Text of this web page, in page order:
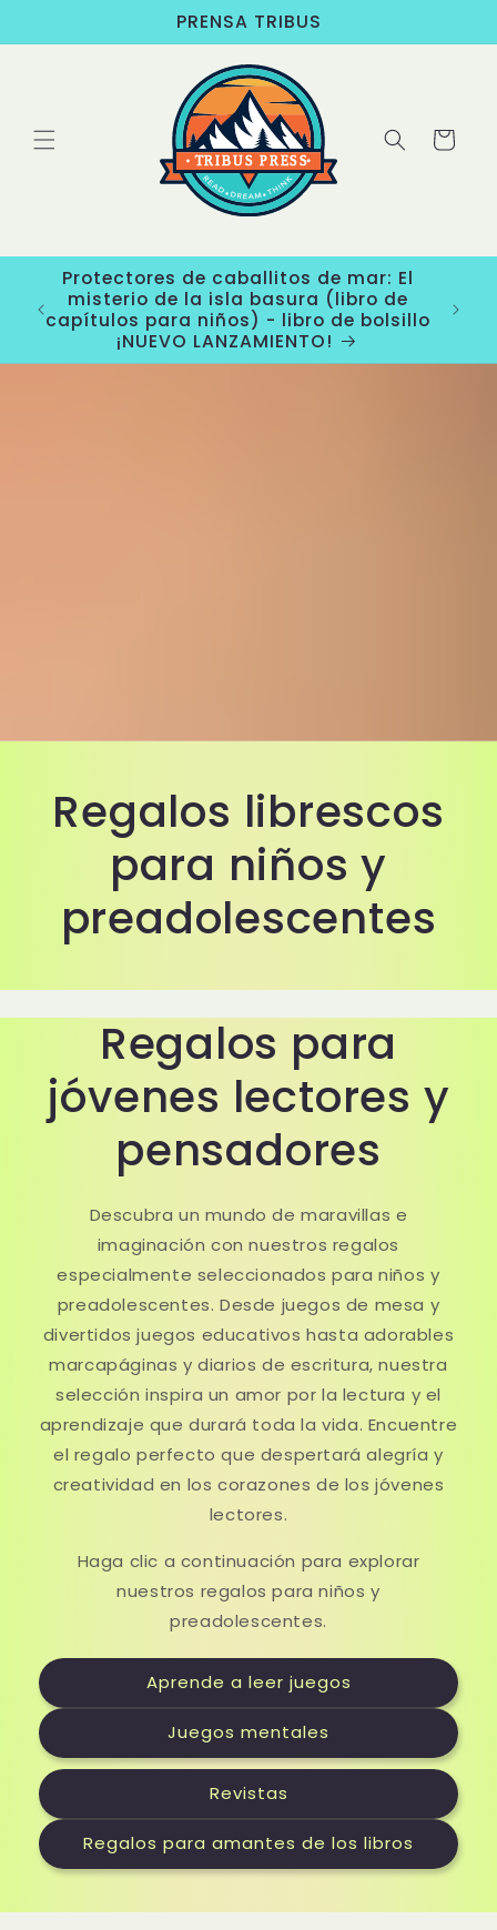
al contenido
PRENSA TRIBUS
Carrito
Protectores de caballitos de mar: El
misterio de la isla basura (libro de
capítulos para niños) - libro de bolsillo
¡NUEVO LANZAMIENTO!
Regalos librescos
para niños y
preadolescentes
Regalos para
jóvenes lectores y
pensadores
Descubra un mundo de maravillas e
imaginación con nuestros regalos
especialmente seleccionados para niños y
preadolescentes. Desde juegos de mesa y
divertidos juegos educativos hasta adorables
marcapáginas y diarios de escritura, nuestra
selección inspira un amor por la lectura y el
aprendizaje que durará toda la vida. Encuentre
el regalo perfecto que despertará alegría y
creatividad en los corazones de los jóvenes
lectores.
Haga clic a continuación para explorar
nuestros regalos para niños y
preadolescentes.
Aprende a leer juegos
Juegos mentales
Revistas
Regalos para amantes de los libros